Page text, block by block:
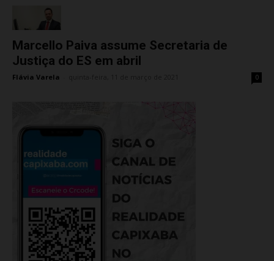
Marcello Paiva assume Secretaria de
Justiça do ES em abril
Flávia Varela 0